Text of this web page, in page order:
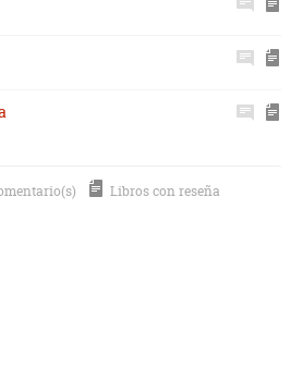
Libros con reseña